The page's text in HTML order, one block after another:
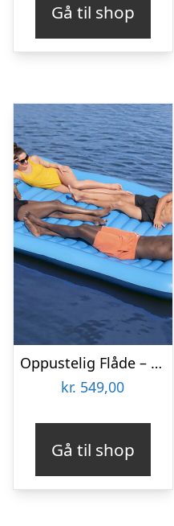
Gå til shop
Oppustelig Flåde – Bestway Sun Soaker
kr. 549,00
Gå til shop